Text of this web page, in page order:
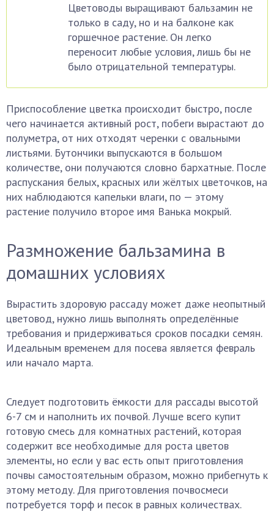
Цветоводы выращивают бальзамин не
только в саду, но и на балконе как
горшечное растение. Он легко
переносит любые условия, лишь бы не
было отрицательной температуры.
Приспособление цветка происходит быстро, после
чего начинается активный рост, побеги вырастают до
полуметра, от них отходят черенки с овальными
листьями. Бутончики выпускаются в большом
количестве, они получаются словно бархатные. После
распускания белых, красных или жёлтых цветочков, на
них наблюдаются капельки влаги, по — этому
растение получило второе имя Ванька мокрый.
Размножение бальзамина в
домашних условиях
Вырастить здоровую рассаду может даже неопытный
цветовод, нужно лишь выполнять определённые
требования и придерживаться сроков посадки семян.
Идеальным временем для посева является февраль
или начало марта.
Следует подготовить ёмкости для рассады высотой
6-7 см и наполнить их почвой. Лучше всего купит
готовую смесь для комнатных растений, которая
содержит все необходимые для роста цветов
элементы, но если у вас есть опыт приготовления
почвы самостоятельным образом, можно прибегнуть к
этому методу. Для приготовления почвосмеси
потребуется торф и песок в равных количествах.